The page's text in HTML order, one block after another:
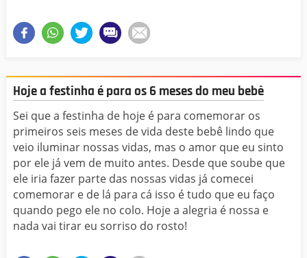
Hoje a festinha é para os 6 meses do meu bebê
Sei que a festinha de hoje é para comemorar os
primeiros seis meses de vida deste bebê lindo que
veio iluminar nossas vidas, mas o amor que eu sinto
por ele já vem de muito antes. Desde que soube que
ele iria fazer parte das nossas vidas já comecei
comemorar e de lá para cá isso é tudo que eu faço
quando pego ele no colo. Hoje a alegria é nossa e
nada vai tirar eu sorriso do rosto!